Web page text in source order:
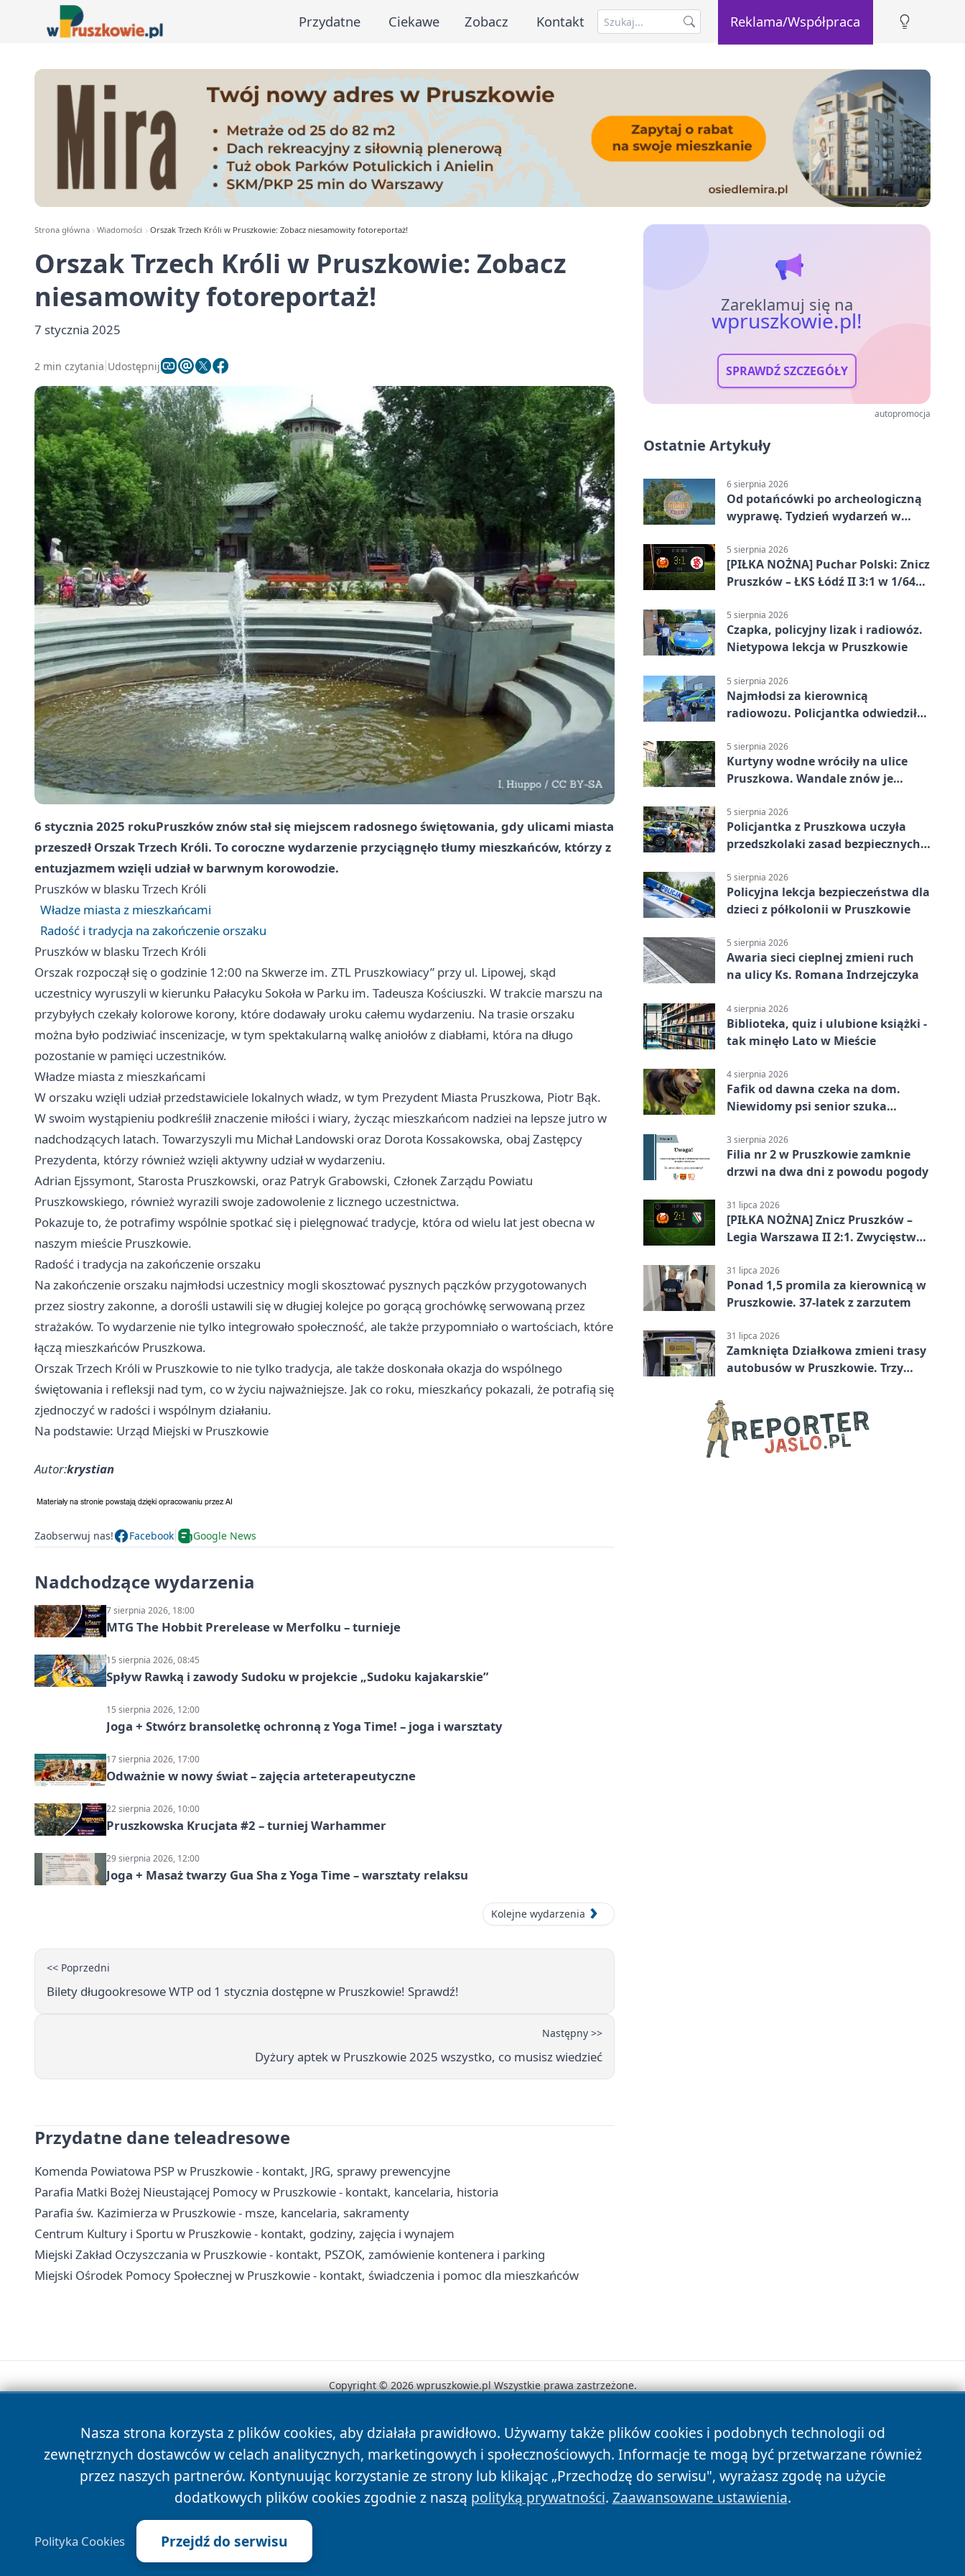
Przydatne Ciekawe Zobacz Kontakt Reklama/Współpraca
Strona główna Wiadomości Orszak Trzech Króli w Pruszkowie: Zobacz niesamowity fotoreportaż!
Orszak Trzech Króli w Pruszkowie: Zobacz
niesamowity fotoreportaż!
7 stycznia 2025
2 min czytania Udostępnij
6 stycznia 2025 rokuPruszkówznów stał się miejscem radosnego świętowania, gdy ulicami miasta
przeszedł Orszak Trzech Króli. To coroczne wydarzenie przyciągnęło tłumy mieszkańców, którzy z
entuzjazmem wzięli udział w barwnym korowodzie.
Pruszkóww blasku Trzech Króli
Władze miasta z mieszkańcami
Radość i tradycja na zakończenie orszaku
Pruszkóww blasku Trzech Króli
Orszak rozpoczął się o godzinie 12:00 na Skwerze im. ZTL Pruszkowiacy” przy ul. Lipowej, skąd
uczestnicy wyruszyli w kierunku Pałacyku Sokoła w Parku im. Tadeusza Kościuszki. W trakcie marszu na
przybyłych czekały kolorowe korony, które dodawały uroku całemu wydarzeniu. Na trasie orszaku
można było podziwiać inscenizacje, w tym spektakularną walkę aniołów z diabłami, która na długo
pozostanie w pamięci uczestników.
Władze miasta z mieszkańcami
W orszaku wzięli udział przedstawiciele lokalnych władz, w tym Prezydent Miasta Pruszkowa, Piotr Bąk.
W swoim wystąpieniu podkreślił znaczenie miłości i wiary, życząc mieszkańcom nadziei na lepsze jutro w
nadchodzących latach. Towarzyszyli mu Michał Landowski oraz Dorota Kossakowska, obaj Zastępcy
Prezydenta, którzy również wzięli aktywny udział w wydarzeniu.
Adrian Ejssymont, Starosta Pruszkowski, oraz Patryk Grabowski, Członek Zarządu Powiatu
Pruszkowskiego, również wyrazili swoje zadowolenie z licznego uczestnictwa.
Pokazuje to, że potrafimy wspólnie spotkać się i pielęgnować tradycje, która od wielu lat jest obecna w
naszym mieście Pruszkowie.
Radość i tradycja na zakończenie orszaku
Na zakończenie orszaku najmłodsi uczestnicy mogli skosztować pysznych pączków przygotowanych
przez siostry zakonne, a dorośli ustawili się w długiej kolejce po gorącą grochówkę serwowaną przez
strażaków. To wydarzenie nie tylko integrowało społeczność, ale także przypomniało o wartościach, które
łączą mieszkańców Pruszkowa.
Orszak Trzech Króli w Pruszkowie to nie tylko tradycja, ale także doskonała okazja do wspólnego
świętowania i refleksji nad tym, co w życiu najważniejsze. Jak co roku, mieszkańcy pokazali, że potrafią się
zjednoczyć w radości i wspólnym działaniu.
Na podstawie: Urząd Miejski w Pruszkowie
Autor:krystian
Zaobserwuj nas! Facebook Google News
Nadchodzące wydarzenia
7 sierpnia 2026, 18:00
MTG The Hobbit Prerelease w Merfolku – turnieje
15 sierpnia 2026, 08:45
Spływ Rawką i zawody Sudoku w projekcie „Sudoku kajakarskie”
15 sierpnia 2026, 12:00
Joga + Stwórz bransoletkę ochronną z Yoga Time! – joga i warsztaty
17 sierpnia 2026, 17:00
Odważnie w nowy świat – zajęcia arteterapeutyczne
22 sierpnia 2026, 10:00
Pruszkowska Krucjata #2 – turniej Warhammer
29 sierpnia 2026, 12:00
Joga + Masaż twarzy Gua Sha z Yoga Time – warsztaty relaksu
Kolejne wydarzenia
<< Poprzedni
Bilety długookresowe WTP od 1 stycznia dostępne w Pruszkowie! Sprawdź!
Następny >>
Dyżury aptek w Pruszkowie 2025 wszystko, co musisz wiedzieć
Przydatne dane teleadresowe
Komenda Powiatowa PSP w Pruszkowie - kontakt, JRG, sprawy prewencyjne
Parafia Matki Bożej Nieustającej Pomocy w Pruszkowie - kontakt, kancelaria, historia
Parafia św. Kazimierza w Pruszkowie - msze, kancelaria, sakramenty
Centrum Kultury i Sportu w Pruszkowie - kontakt, godziny, zajęcia i wynajem
Miejski Zakład Oczyszczania w Pruszkowie - kontakt, PSZOK, zamówienie kontenera i parking
Miejski Ośrodek Pomocy Społecznej w Pruszkowie - kontakt, świadczenia i pomoc dla mieszkańców
Zareklamuj się na
wpruszkowie.pl!
SPRAWDŹ SZCZEGÓŁY
autopromocja
Ostatnie Artykuły
6 sierpnia 2026
Od potańcówki po archeologiczną
wyprawę. Tydzień wydarzeń w
5 sierpnia 2026
[PIŁKA NOŻNA] Puchar Polski: Znicz
Pruszków – ŁKS Łódź II 3:1 w 1/64
5 sierpnia 2026
Czapka, policyjny lizak i radiowóz.
Nietypowa lekcja w Pruszkowie
5 sierpnia 2026
Najmłodsi za kierownicą
radiowozu. Policjantka odwiedziła
5 sierpnia 2026
Kurtyny wodne wróciły na ulice
Pruszkowa. Wandale znów je
5 sierpnia 2026
Policjantka z Pruszkowa uczyła
przedszkolaki zasad bezpiecznych
5 sierpnia 2026
Policyjna lekcja bezpieczeństwa dla
dzieci z półkolonii w Pruszkowie
5 sierpnia 2026
Awaria sieci cieplnej zmieni ruch
na ulicy Ks. Romana Indrzejczyka
4 sierpnia 2026
Biblioteka, quiz i ulubione książki -
tak minęło Lato w Mieście
4 sierpnia 2026
Fafik od dawna czeka na dom.
Niewidomy psi senior szuka
3 sierpnia 2026
Filia nr 2 w Pruszkowie zamknie
drzwi na dwa dni z powodu pogody
31 lipca 2026
[PIŁKA NOŻNA] Znicz Pruszków –
Legia Warszawa II 2:1. Zwycięstwo
minucie
31 lipca 2026
Ponad 1,5 promila za kierownicą w
Pruszkowie. 37-latek z zarzutem
31 lipca 2026
Zamknięta Działkowa zmieni trasy
autobusów w Pruszkowie. Trzy
Nasza strona korzysta z plików cookies, aby działała prawidłowo. Używamy także plików cookies i podobnych technologii od
zewnętrznych dostawców w celach analitycznych, marketingowych i społecznościowych. Informacje te mogą być przetwarzane również
przez naszych partnerów. Kontynuując korzystanie ze strony lub klikając „Przechodzę do serwisu", wyrażasz zgodę na użycie
dodatkowych plików cookies zgodnie z naszą polityką prywatności. Zaawansowane ustawienia.
Polityka Cookies Przejdź do serwisu
Copyright © 2026 wpruszkowie.pl Wszystkie prawa zastrzeżone.
News Autorzy Polityka Prywatności Polityka Cookies